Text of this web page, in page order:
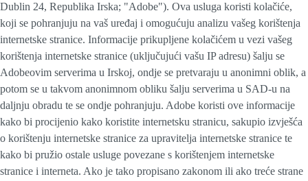
Dublin 24, Republika Irska; "Adobe"). Ova usluga koristi kolačiće,
koji se pohranjuju na vaš uređaj i omogućuju analizu vašeg korištenja
internetske stranice. Informacije prikupljene kolačićem u vezi vašeg
korištenja internetske stranice (uključujući vašu IP adresu) šalju se
Adobeovim serverima u Irskoj, ondje se pretvaraju u anonimni oblik, a
potom se u takvom anonimnom obliku šalju serverima u SAD-u na
daljnju obradu te se ondje pohranjuju. Adobe koristi ove informacije
kako bi procijenio kako koristite internetsku stranicu, sakupio izvješća
o korištenju internetske stranice za upravitelja internetske stranice te
kako bi pružio ostale usluge povezane s korištenjem internetske
stranice i interneta. Ako je tako propisano zakonom ili ako treće strane